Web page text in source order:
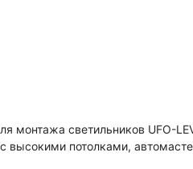
монтажа светильников UFO-
высокими потолками,